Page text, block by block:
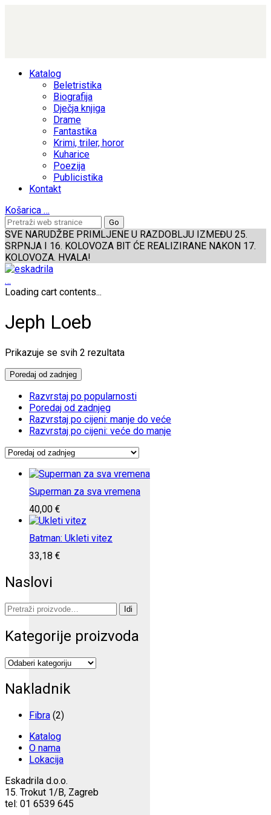
Katalog
Beletristika
Biografija
Dječja knjiga
Drame
Fantastika
Krimi, triler, horor
Kuharice
Poezija
Publicistika
Kontakt
Košarica …
SVE NARUDŽBE PRIMLJENE U RAZDOBLJU IZMEĐU 25.
SRPNJA I 16. KOLOVOZA BIT ĆE REALIZIRANE NAKON 17.
KOLOVOZA. HVALA!
…
Loading cart contents...
Jeph Loeb
Prikazuje se svih 2 rezultataPoredano
Poredaj od zadnjeg
Razvrstaj po popularnosti
Poredaj od zadnjeg
Razvrstaj po cijeni: manje do veće
Razvrstaj po cijeni: veće do manje
Superman za sva vremena
40,00 €
Batman: Ukleti vitez
33,18 €
Naslovi
Pretraži: Idi
Kategorije proizvoda
Nakladnik
Fibra (2)
Katalog
O nama
Lokacija
Eskadrila d.o.o.
15. Trokut 1/B, Zagreb
tel: 01 6539 645